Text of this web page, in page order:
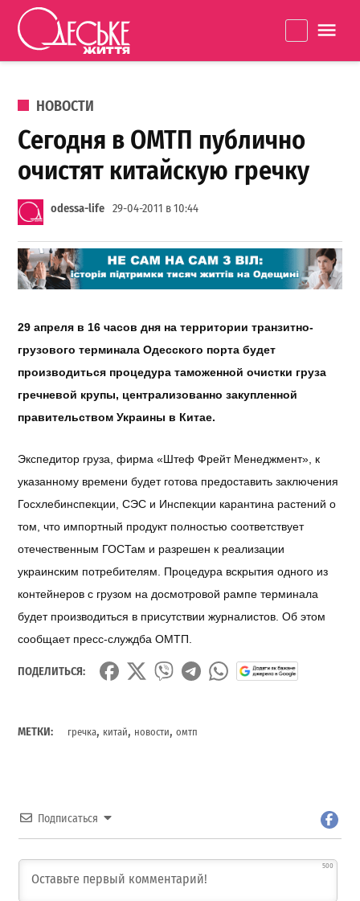
Перейти к содержанию
життя
ОПУБЛИКОВАНО В
НОВОСТИ
Сегодня в ОМТП публично
очистят китайскую гречку
odessa-life 29-04-2011 в 10:44
29 апреля в 16 часов дня на территории транзитно-
грузового терминала Одесского порта будет
производиться процедура таможенной очистки груза
гречневой крупы, централизованно закупленной
правительством Украины в Китае.
Экспедитор груза, фирма «Штеф Фрейт Менеджмент», к
указанному времени будет готова предоставить заключения
Госхлебинспекции, СЭС и Инспекции карантина растений о
том, что импортный продукт полностью соответствует
отечественным ГОСТам и разрешен к реализации
украинским потребителям. Процедура вскрытия одного из
контейнеров с грузом на досмотровой рампе терминала
будет производиться в присутствии журналистов. Об этом
сообщает пресс-служдба ОМТП.
ПОДЕЛИТЬСЯ:
МЕТКИ: гречка, китай, новости,омтп
Подписаться
500